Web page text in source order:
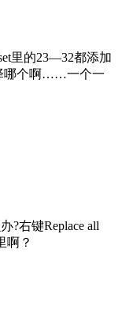
里的23—32都添加
哪个啊……一个一
?右键Replace all
啊？